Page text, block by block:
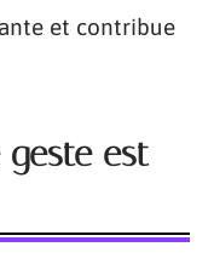
et contribue
est